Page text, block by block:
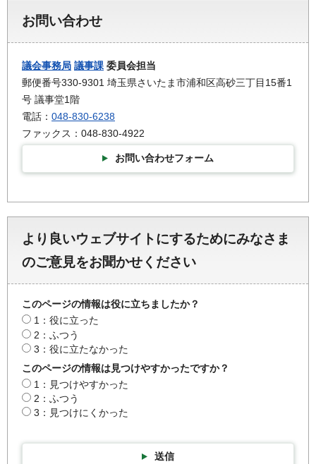
お問い合わせ
議会事務局 議事課 委員会担当
郵便番号330-9301 埼玉県さいたま市浦和区高砂三丁目15番1
号 議事堂1階
電話： 048-830-6238
ファックス：048-830-4922
お問い合わせフォーム
より良いウェブサイトにするためにみなさま
のご意見をお聞かせください
このページの情報は役に立ちましたか？
1：役に立った
2：ふつう
3：役に立たなかった
このページの情報は見つけやすかったですか？
1：見つけやすかった
2：ふつう
3：見つけにくかった
送信